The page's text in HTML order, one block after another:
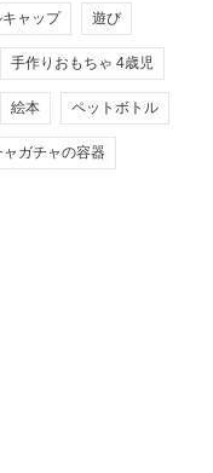
ャップ 遊び
手作りおもちゃ 4歳児
絵本 ペットボトル
ャガチャの容器